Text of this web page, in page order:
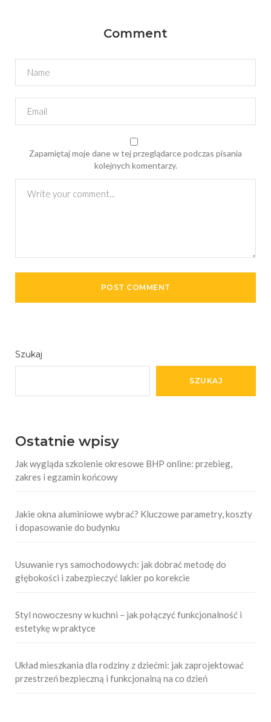
Comment
Zapamiętaj moje dane w tej przeglądarce podczas pisania
kolejnych komentarzy.
Szukaj
SZUKAJ
Ostatnie wpisy
Jak wygląda szkolenie okresowe BHP online: przebieg,
zakres i egzamin końcowy
Jakie okna aluminiowe wybrać? Kluczowe parametry, koszty
i dopasowanie do budynku
Usuwanie rys samochodowych: jak dobrać metodę do
głębokości i zabezpieczyć lakier po korekcie
Styl nowoczesny w kuchni – jak połączyć funkcjonalność i
estetykę w praktyce
Układ mieszkania dla rodziny z dziećmi: jak zaprojektować
przestrzeń bezpieczną i funkcjonalną na co dzień